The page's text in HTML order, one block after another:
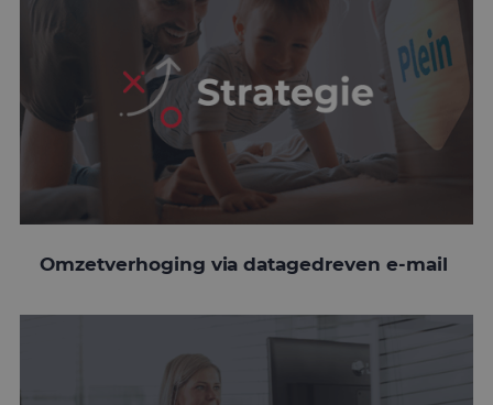
Omzetverhoging via datagedreven e-mail